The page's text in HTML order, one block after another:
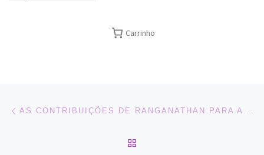
Carrinho
Navegação do post AS CONTRIBUIÇÕES DE RANGANATHAN PARA A BIBLIOTECONOMIA – 09/08/2016 – TRANSMISSÃO ONLINE